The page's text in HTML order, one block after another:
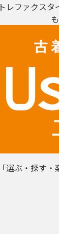
トレファクス
「選ぶ・探す